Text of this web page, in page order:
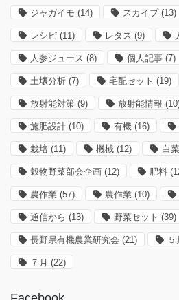
ジャガイモ (14) スカイプ(13)
レシピ (11) レタス (9)
人参ジュース (8) 個人記事 (7)
土壌分析 (7) 宅配セット (19)
放射能対策 (9) 放射能情報
施肥設計 (10) 有機 (16)
栽培 (11) 機械 (12) 白菜
穀物野菜部会企画 (12) 肥料
農作業 (57) 農作業 (10)
通信から (13) 野菜セット (39)
長野県有機農業研究会 (21) ５
７月 (22)